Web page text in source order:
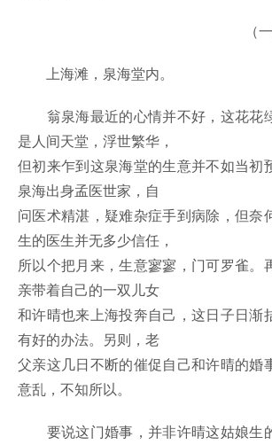
（一
上海滩，泉海堂内。
翁泉海最近的心情并不好，这花花
是人间天堂，浮世繁华，
但初来乍到这泉海堂的生意并不如当初
泉海出身孟医世家，自
问医术精湛，疑难杂症手到病除，但奈
生的医生并无多少信任，
所以个把月来，生意寥寥，门可罗雀。
亲带着自己的一双儿女
和许晴也来上海投奔自己，这日子日渐
有好的办法。另则，老
父亲这几日不断的催促自己和许晴的婚
意乱，不知所以。
要说这门婚事，并非许晴这姑娘生